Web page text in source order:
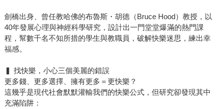
劍橋出身、曾任教哈佛的布魯斯・胡德（Bruce Hood）教授，以
40年發展心理與神經科學研究，設計出一門堂堂爆滿的熱門課
程，幫數千名不知所措的學生與教職員，破解快樂迷思，練出幸
福感。
▍ 找快樂，小心三個美麗的錯誤
更多錢、更多選擇、擁有更多＝更快樂？
這幾乎是現代社會默默灌輸我們的快樂公式，但研究卻發現其中
充滿陷阱：